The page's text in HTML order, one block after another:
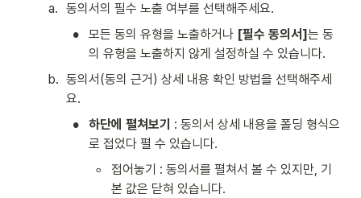
a. 동의서의 필수 노출 여부를 선택해주세요.
• 모든 동의 유형을 노출하거나 [필수 동의서] 는 동
의 유형을 노출하지 않게 설정하실 수 있습니다.
b. 동의서(동의 근거) 상세 내용 확인 방법을 선택해주세
요.
• 하단에 펼쳐보기 : 동의서 상세 내용을 폴딩 형식으
로 접었다 펼 수 있습니다.
◦
접어놓기 : 동의서를 펼쳐서 볼 수 있지만, 기
본 값은 닫혀 있습니다.